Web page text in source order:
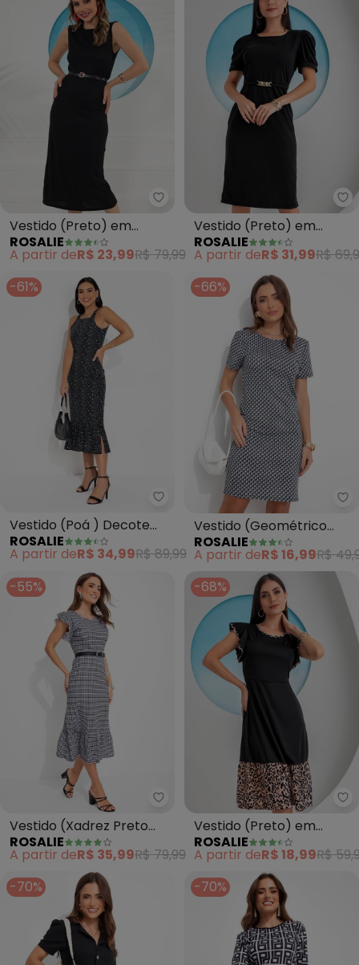
Rosalie - Vestido (Preto) em
Vestido (Preto) em
Canelado
ROSALIE
A partir deR$ 23,99R$ 79,99
Vestido (Preto) em
Malha
ROSALIE
A partir deR$ 31,99R$
-61%
Rosalie - Vestido (Poá )
Vestido (Poá ) Decote
Quadrado
ROSALIE
A partir deR$ 34,99R$ 89,99
-66%
Vestido (Geométrico
Abstrato) em Malha de
Poliéste
ROSALIE
A partir deR$ 16,99R$
-55%
Rosalie - Vestido (Xadrez
Vestido (Xadrez Preto
Branco) em Malha de
Algodão
ROSALIE
A partir deR$ 35,99R$ 79,99
-68%
Vestido (Preto) em
Malha
ROSALIE
A partir deR$ 18,99R$
-70%
-70%